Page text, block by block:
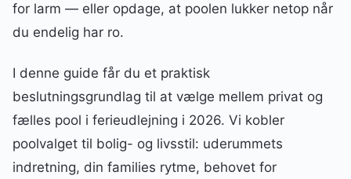
for larm — eller opdage, at poolen lukker netop når
du endelig har ro.
I denne guide får du et praktisk
beslutningsgrundlag til at vælge mellem privat og
fælles pool i ferieudlejning i 2026. Vi kobler
poolvalget til bolig- og livsstil: uderummets
indretning, din families rytme, behovet for